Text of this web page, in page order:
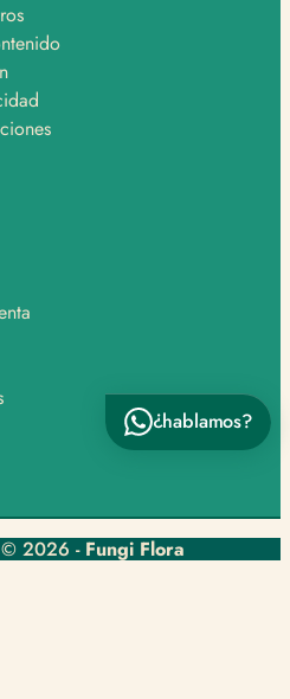
2026 - Fungi Flora
¿hablamos?
🛒
un producto 📦
un producto 👋
WhatsApp